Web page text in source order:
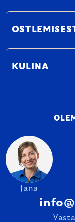
KULINA
Jana